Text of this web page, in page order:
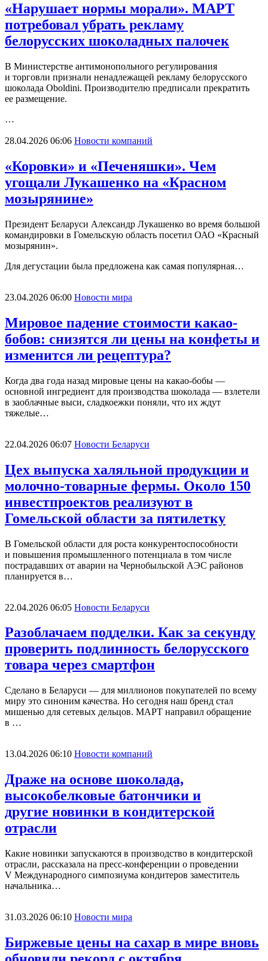
«Нарушает нормы морали». МАРТ
потребовал убрать рекламу
белорусских шоколадных палочек
В Министерстве антимонопольного регулирования
и торговли признали ненадлежащей рекламу белорусского
шоколада Oboldini. Производителю предписали прекратить
ее размещение.
…
28.04.2026 06:06 Новости компаний
«Коровки» и «Печеняшки». Чем
угощали Лукашенко на «Красном
мозырянине»
Президент Беларуси Александр Лукашенко во время большой
командировки в Гомельскую область посетил ОАО «Красный
мозырянин».
Для дегустации была предложена как самая популярная…
23.04.2026 06:00 Новости мира
Мировое падение стоимости какао-
бобов: снизятся ли цены на конфеты и
изменится ли рецептура?
Когда два года назад мировые цены на какао-бобы —
основной ингредиент для производства шоколада — взлетели
в заоблачные выси, сладкоежки поняли, что их ждут
тяжелые…
22.04.2026 06:07 Новости Беларуси
Цех выпуска халяльной продукции и
молочно-товарные фермы. Около 150
инвестпроектов реализуют в
Гомельской области за пятилетку
В Гомельской области для роста конкурентоспособности
и повышения промышленного потенциала в том числе
пострадавших от аварии на Чернобыльской АЭС районов
планируется в…
22.04.2026 06:05 Новости Беларуси
Разоблачаем подделки. Как за секунду
проверить подлинность белорусского
товара через смартфон
Сделано в Беларуси — для миллионов покупателей по всему
миру это синоним качества. Но сегодня наш бренд стал
мишенью для сетевых дельцов. МАРТ направил обращение
в …
13.04.2026 06:10 Новости компаний
Драже на основе шоколада,
высокобелковые батончики и
другие новинки в кондитерской
отрасли
Какие новинки запускаются в производство в кондитерской
отрасли, рассказала на пресс-конференции о проведении
V Международного симпозиума кондитеров заместитель
начальника…
31.03.2026 06:10 Новости мира
Биржевые цены на сахар в мире вновь